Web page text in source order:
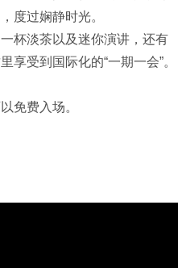
度过娴静时光。
杯淡茶以及迷你演讲，还有
享受到国际化的“一期一会”。
免费入场。